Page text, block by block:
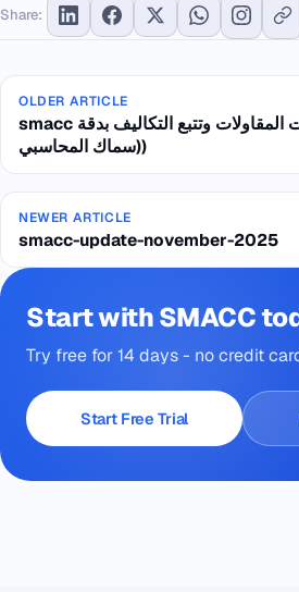
Share:
OLDER ARTICLE
smacc برنامج إدارة شركات المقاولات وتتبع التكاليف بدقة
(سماك المحاسبي)
NEWER ARTICLE
smacc-update-november-2025
Start with SMACC
Try free for 14 days - no credit
Start Free Trial